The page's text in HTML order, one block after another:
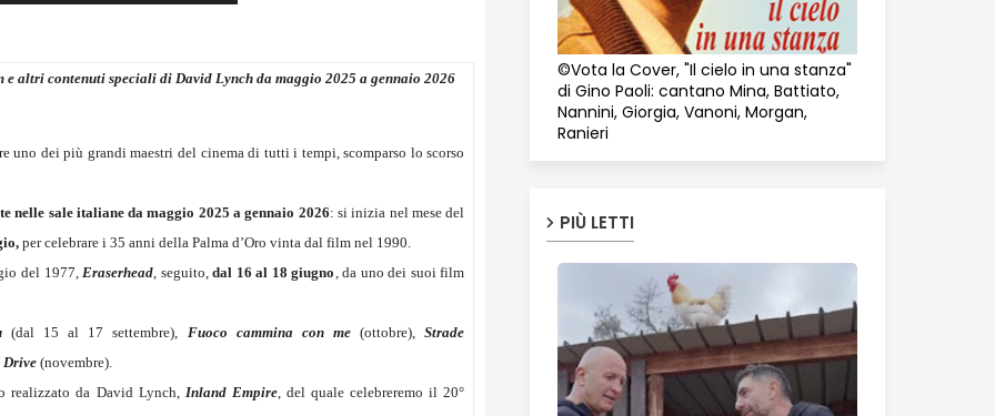
altri contenuti speciali di David Lynch da maggio 2025 a gennaio 2026
uno dei più grandi maestri del cinema di tutti i tempi, scomparso lo scorso
nelle sale italiane da maggio 2025 a gennaio 2026: si inizia nel mese del
per celebrare i 35 anni della Palma d’Oro vinta dal film nel 1990.
del 1977,Eraserhead, seguito,dal 16 al 18 giugno, da uno dei suoi film
(dal 15 al 17 settembre), Fuoco cammina con me (ottobre),Strade
(novembre).
realizzato da David Lynch, Inland Empire, del quale celebreremo il 20°
©Vota la Cover, "Il cielo in una stanza"
di Gino Paoli: cantano Mina, Battiato,
Nannini, Giorgia, Vanoni, Morgan,
Ranieri
PIÙ LETTI